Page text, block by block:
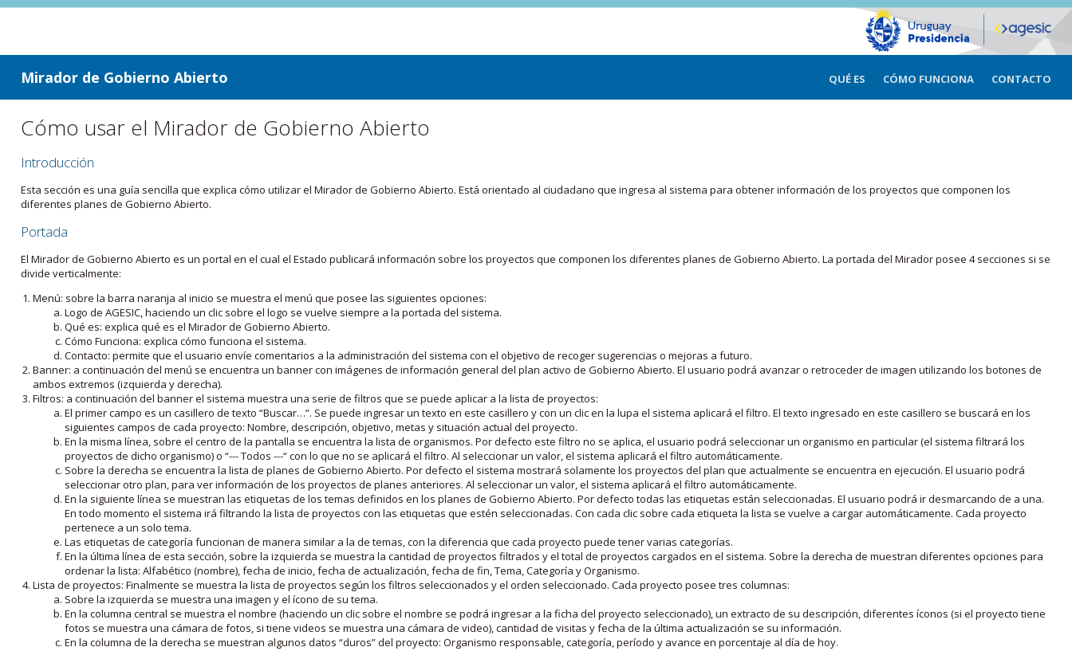
ir a contenido
ir al menú
Mirador de Gobierno Abierto QUÉ ES CÓMO FUNCIONA CONTACTO
Cómo usar el Mirador de Gobierno Abierto
Introducción
Esta sección es una guía sencilla que explica cómo utilizar el Mirador de Gobierno Abierto. Está orientado al ciudadano que ingresa al sistema para obtener información de los proyectos que componen los
diferentes planes de Gobierno Abierto.
Portada
El Mirador de Gobierno Abierto es un portal en el cual el Estado publicará información sobre los proyectos que componen los diferentes planes de Gobierno Abierto. La portada del Mirador posee 4 secciones si se
divide verticalmente:
Menú: sobre la barra naranja al inicio se muestra el menú que posee las siguientes opciones:
Logo de AGESIC, haciendo un clic sobre el logo se vuelve siempre a la portada del sistema.
Qué es: explica qué es el Mirador de Gobierno Abierto.
Cómo Funciona: explica cómo funciona el sistema.
Contacto: permite que el usuario envíe comentarios a la administración del sistema con el objetivo de recoger sugerencias o mejoras a futuro.
Banner: a continuación del menú se encuentra un banner con imágenes de información general del plan activo de Gobierno Abierto. El usuario podrá avanzar o retroceder de imagen utilizando los botones de
ambos extremos (izquierda y derecha).
Filtros: a continuación del banner el sistema muestra una serie de filtros que se puede aplicar a la lista de proyectos:
El primer campo es un casillero de texto “Buscar…”. Se puede ingresar un texto en este casillero y con un clic en la lupa el sistema aplicará el filtro. El texto ingresado en este casillero se buscará en los
siguientes campos de cada proyecto: Nombre, descripción, objetivo, metas y situación actual del proyecto.
En la misma línea, sobre el centro de la pantalla se encuentra la lista de organismos. Por defecto este filtro no se aplica, el usuario podrá seleccionar un organismo en particular (el sistema filtrará los
proyectos de dicho organismo) o “--- Todos ---“ con lo que no se aplicará el filtro. Al seleccionar un valor, el sistema aplicará el filtro automáticamente.
Sobre la derecha se encuentra la lista de planes de Gobierno Abierto. Por defecto el sistema mostrará solamente los proyectos del plan que actualmente se encuentra en ejecución. El usuario podrá
seleccionar otro plan, para ver información de los proyectos de planes anteriores. Al seleccionar un valor, el sistema aplicará el filtro automáticamente.
En la siguiente línea se muestran las etiquetas de los temas definidos en los planes de Gobierno Abierto. Por defecto todas las etiquetas están seleccionadas. El usuario podrá ir desmarcando de a una.
En todo momento el sistema irá filtrando la lista de proyectos con las etiquetas que estén seleccionadas. Con cada clic sobre cada etiqueta la lista se vuelve a cargar automáticamente. Cada proyecto
pertenece a un solo tema.
Las etiquetas de categoría funcionan de manera similar a la de temas, con la diferencia que cada proyecto puede tener varias categorías.
En la última línea de esta sección, sobre la izquierda se muestra la cantidad de proyectos filtrados y el total de proyectos cargados en el sistema. Sobre la derecha de muestran diferentes opciones para
ordenar la lista: Alfabético (nombre), fecha de inicio, fecha de actualización, fecha de fin, Tema, Categoría y Organismo.
Lista de proyectos: Finalmente se muestra la lista de proyectos según los filtros seleccionados y el orden seleccionado. Cada proyecto posee tres columnas:
Sobre la izquierda se muestra una imagen y el ícono de su tema.
En la columna central se muestra el nombre (haciendo un clic sobre el nombre se podrá ingresar a la ficha del proyecto seleccionado), un extracto de su descripción, diferentes íconos (si el proyecto tiene
fotos se muestra una cámara de fotos, si tiene videos se muestra una cámara de video), cantidad de visitas y fecha de la última actualización se su información.
En la columna de la derecha se muestran algunos datos “duros” del proyecto: Organismo responsable, categoría, período y avance en porcentaje al día de hoy.